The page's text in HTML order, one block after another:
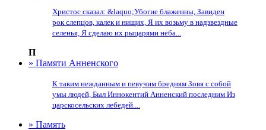
Христос сказал: &laquo;Убогие блаженны, Завиден
рок слепцов, калек и нищих, Я их возьму в надзвездные
селенья, Я сделаю их рыцарями неба...
П
» Памяти Анненского
К таким нежданным и певучим бредням Зовя с собой
умы людей, Был Иннокентий Анненский последним Из
царскосельских лебедей....
» Память